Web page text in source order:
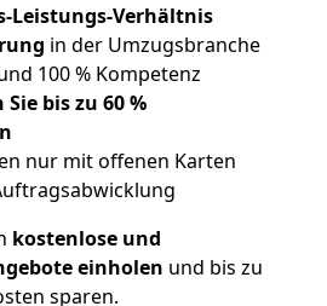
Leistungs-Verhältnis
in der Umzugsbranche
100 % Kompetenz
Sie bis zu 60 %
nur mit offenen Karten
kostenlose und
einholen und bis zu
sparen.